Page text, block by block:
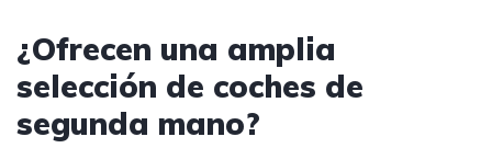
¿Ofrecen una amplia
selección de coches de
segunda mano?